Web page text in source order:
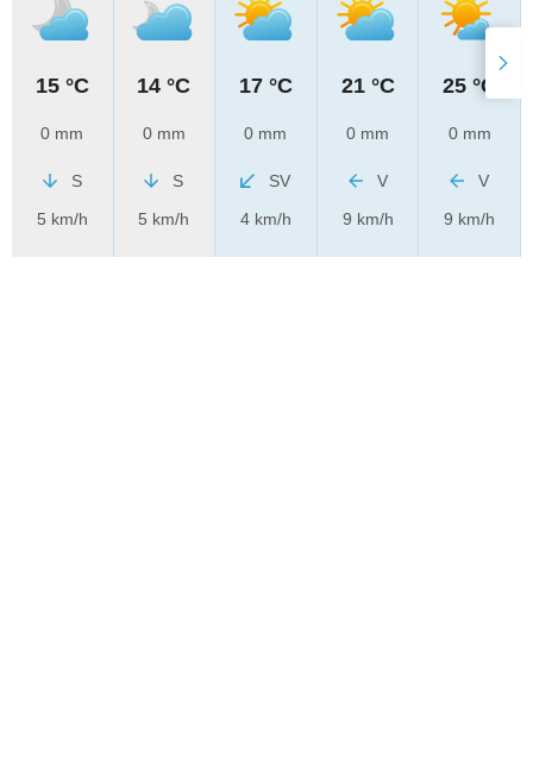
15 °C
0 mm
S
5 km/h
14 °C
0 mm
S
5 km/h
17 °C
0 mm
SV
4 km/h
21 °C
0 mm
V
9 km/h
25 °C
0 mm
V
9 km/h